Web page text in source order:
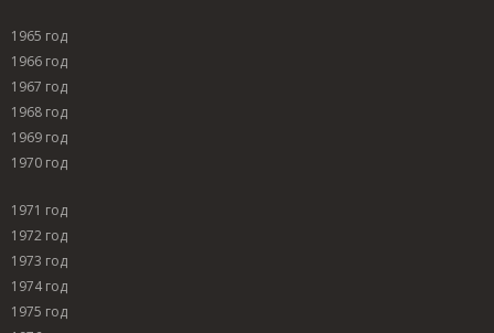
1965 год
1966 год
1967 год
1968 год
1969 год
1970 год
1971 год
1972 год
1973 год
1974 год
1975 год